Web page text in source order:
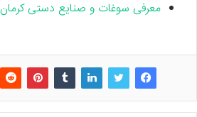
معرفی سوغات و صنایع دستی کرمان